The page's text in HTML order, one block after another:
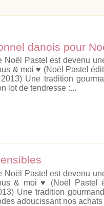
danois pour
Noël Pastel est devenu
& moi ♥ (Noël Pastel
Une tradition
lot de tendresse :...
Noël Pastel est devenu
& moi ♥ (Noël Pastel
Une tradition
adoucissant nos